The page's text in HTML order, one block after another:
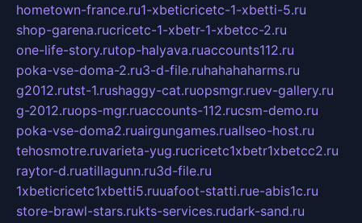
hometown-france.ru1-xbeticricetc-1-xbetti-5.ru
shop-garena.rucricetc-1-xbetr-1-xbetcc-2.ru
one-life-story.rutop-halyava.ruaccounts112.ru
poka-vse-doma-2.ru3-d-file.ruhahahaharms.ru
g2012.rutst-1.rushaggy-cat.ruopsmgr.ruev-gallery.ru
g-2012.ruops-mgr.ruaccounts-112.rucsm-demo.ru
poka-vse-doma2.ruairgungames.ruallseo-host.ru
tehosmotre.ruvarieta-yug.rucricetc1xbetr1xbetcc2.ru
raytor-d.ruatillagunn.ru3d-file.ru
1xbeticricetc1xbetti5.ruuafoot-statti.rue-abis1c.ru
store-brawl-stars.rukts-services.rudark-sand.ru